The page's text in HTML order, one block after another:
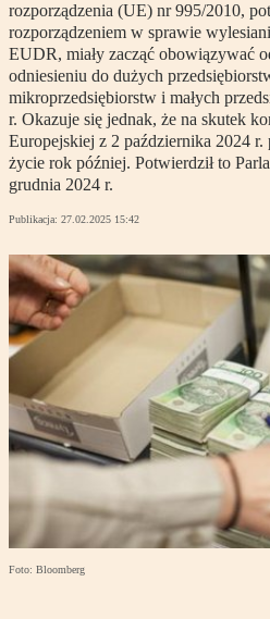
rozporządzenia (UE) nr 995/2010,
rozporządzeniem w sprawie
EUDR, miały zacząć obowiązywać
odniesieniu do dużych
mikroprzedsiębiorstw i małych
r. Okazuje się jednak, że na skutek
Europejskiej z 2 października 2024
życie rok później. Potwierdził to
grudnia 2024 r.
Publikacja: 27.02.2025 15:42
Foto: Bloomberg